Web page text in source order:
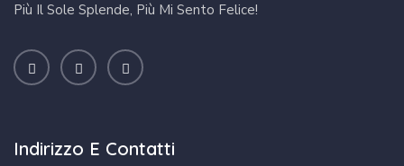
Più Il Sole Splende, Più Mi Sento Felice!
Indirizzo E Contatti